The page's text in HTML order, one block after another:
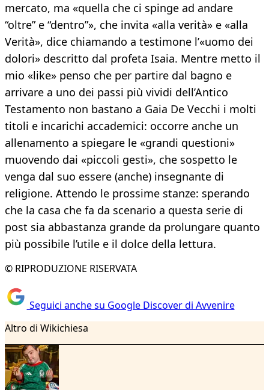
mercato, ma «quella che ci spinge ad andare
“oltre” e “dentro”», che invita «alla verità» e «alla
Verità», dice chiamando a testimone l’«uomo dei
dolori» descritto dal profeta Isaia. Mentre metto il
mio «like» penso che per partire dal bagno e
arrivare a uno dei passi più vividi dell’Antico
Testamento non bastano a Gaia De Vecchi i molti
titoli e incarichi accademici: occorre anche un
allenamento a spiegare le «grandi questioni»
muovendo dai «piccoli gesti», che sospetto le
venga dal suo essere (anche) insegnante di
religione. Attendo le prossime stanze: sperando
che la casa che fa da scenario a questa serie di
post sia abbastanza grande da prolungare quanto
più possibile l’utile e il dolce della lettura.
© RIPRODUZIONE RISERVATA
Seguici anche su Google Discover di Avvenire
Altro di Wikichiesa